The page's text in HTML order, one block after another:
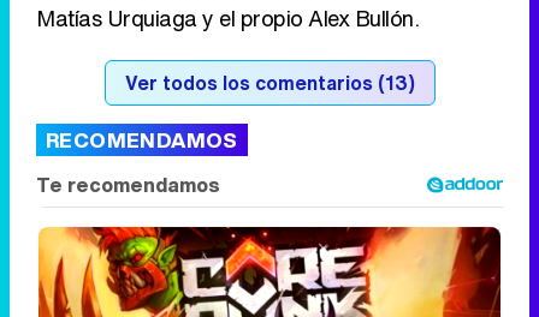
Matías Urquiaga y el propio Alex Bullón.
Ver todos los comentarios (13)
RECOMENDAMOS